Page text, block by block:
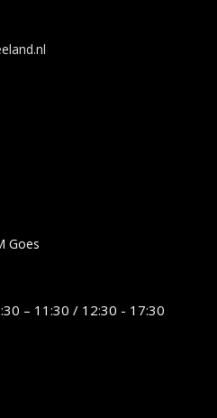
Goes
– 11:30 / 12:30 - 17:30